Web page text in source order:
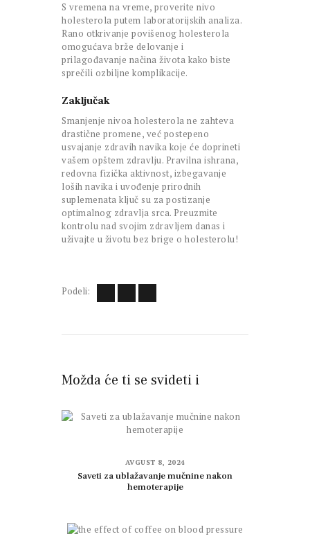
S vremena na vreme, proverite nivo
holesterola putem laboratorijskih analiza.
Rano otkrivanje povišenog holesterola
omogućava brže delovanje i
prilagođavanje načina života kako biste
sprečili ozbiljne komplikacije.
Zaključak
Smanjenje nivoa holesterola ne zahteva
drastične promene, već postepeno
usvajanje zdravih navika koje će doprineti
vašem opštem zdravlju. Pravilna ishrana,
redovna fizička aktivnost, izbegavanje
loših navika i uvođenje prirodnih
suplemenata ključ su za postizanje
optimalnog zdravlja srca. Preuzmite
kontrolu nad svojim zdravljem danas i
uživajte u životu bez brige o holesterolu!
Podeli:
Možda će ti se svideti i
AVGUST 8, 2024
Saveti za ublažavanje mučnine nakon
hemoterapije